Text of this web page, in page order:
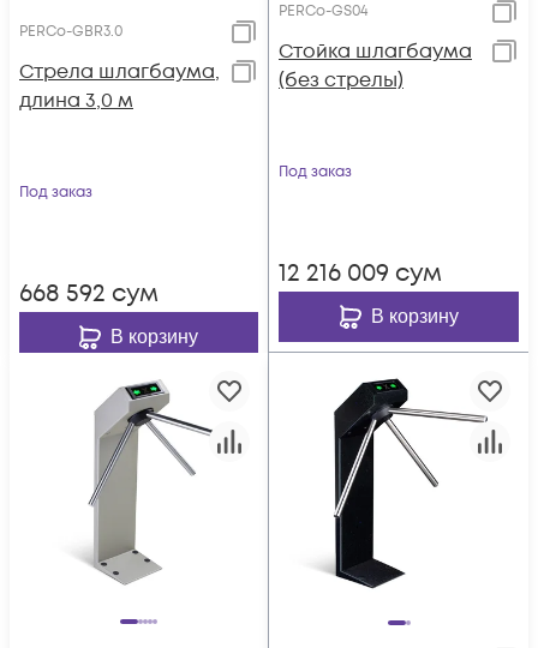
PERCo-GBR3.0
Стрела шлагбаума,
длина 3,0 м
Под заказ
668 592 сум
В корзину
PERCo-GS04
Стойка шлагбаума
(без стрелы)
Под заказ
12 216 009 сум
В корзину